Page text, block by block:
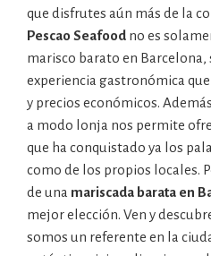
que disfrutes aún más de la
Pescao Seafood no es
marisco barato en Barcelona,
experiencia gastronómica
y precios económicos.
a modo lonja nos permite
que ha conquistado ya los
como de los propios locales.
de una mariscada barata en
mejor elección. Ven y
somos un referente en la